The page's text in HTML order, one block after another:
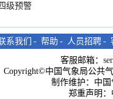
级预警
系我们 - 帮助 - 人员招聘 -
客服邮箱：
Copyright©中国气象局公共
制作维护：中
郑重声明